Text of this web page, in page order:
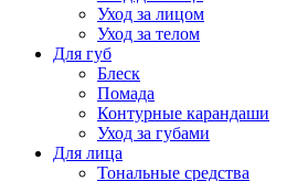
Уход за лицом
Уход за телом
Для губ
Блеск
Помада
Контурные карандаши
Уход за губами
Для лица
Тональные средства